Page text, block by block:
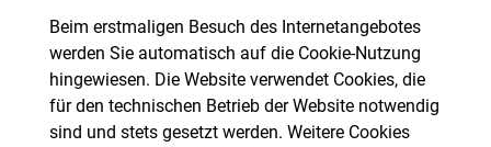
Beim erstmaligen Besuch des Internetangebotes
werden Sie automatisch auf die Cookie-Nutzung
hingewiesen. Die Website verwendet Cookies, die
für den technischen Betrieb der Website notwendig
sind und stets gesetzt werden. Weitere Cookies